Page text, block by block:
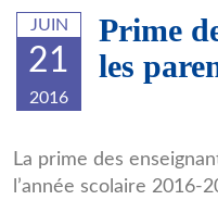
JUIN
21
2016
Prime
les
La prime des
l’année scolaire 2016-